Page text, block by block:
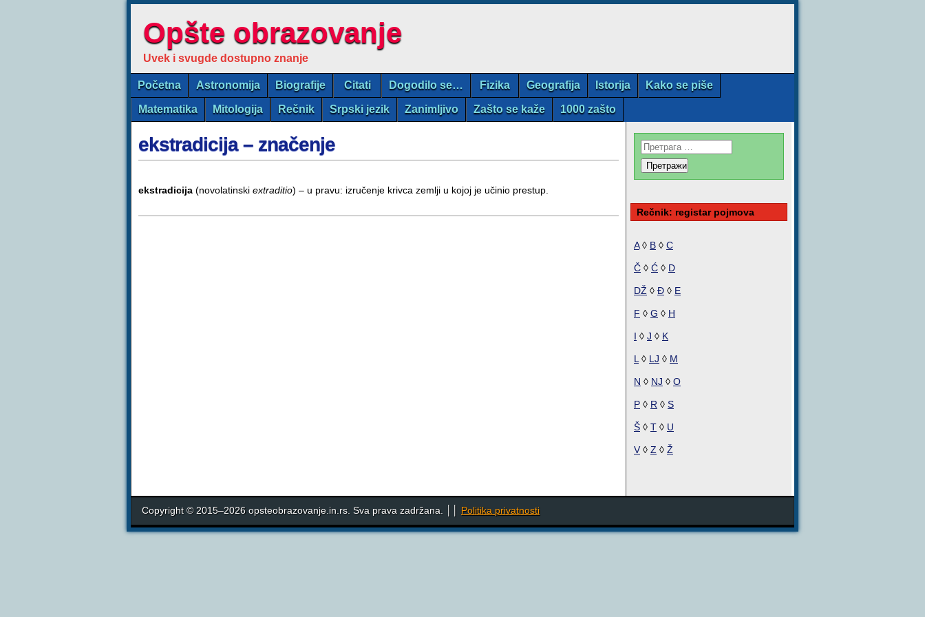
Opšte obrazovanje
Uvek i svugde dostupno znanje
Početna Astronomija Biografije Citati Dogodilo se… Fizika Geografija Istorija Kako se piše
Matematika Mitologija Rečnik Srpski jezik Zanimljivo Zašto se kaže 1000 zašto
ekstradicija – značenje
ekstradicija (novolatinski extraditio) – u pravu: izručenje krivca zemlji u kojoj je učinio prestup.
Rečnik: registar pojmova
A◊ B ◊ C
Č ◊ Ć ◊ D
DŽ ◊ Đ ◊ E
F ◊ G ◊ H
I ◊ J ◊ K
L ◊ LJ ◊ M
N ◊ NJ ◊ O
P ◊ R ◊ S
Š ◊ T ◊ U
V ◊ Z ◊ Ž
Copyright © 2015–2026 opsteobrazovanje.in.rs. Sva prava zadržana. ││ Politika privatnosti